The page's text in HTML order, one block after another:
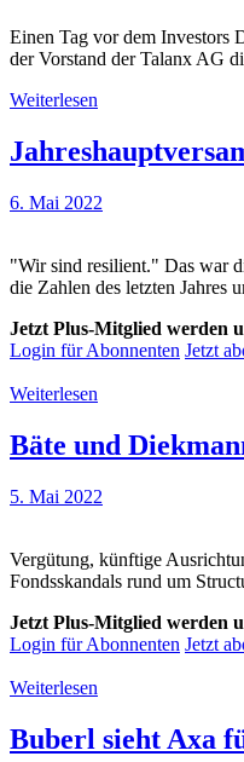
Einen Tag vor dem Investors
der Vorstand der Talanx AG
Weiterlesen
6. Mai 2022
"Wir sind resilient." Das war
die Zahlen des letzten Jahres
Jetzt Plus-Mitglied werden
Login für Abonnenten Jetzt
Weiterlesen
Bäte und
5. Mai 2022
Vergütung, künftige
Fondsskandals rund um
Jetzt Plus-Mitglied werden
Login für Abonnenten Jetzt
Weiterlesen
Buberl sieht Axa